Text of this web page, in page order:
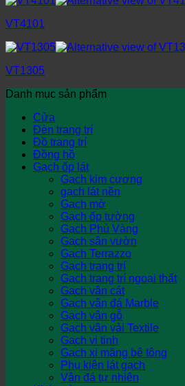
VT4101
VT1305
Danh mục sản phẩm
Cửa
Đèn trang trí
Đồ trang trí
Đồng hồ
Gạch ốp lát
Gạch kim cương
gạch lát nền
Gạch mờ
Gạch ốp tường
Gạch Phủ Vàng
Gạch sân vườn
Gạch Terrazzo
Gạch trang trí
Gạch trang trí ngoại thất
Gạch vân cát
Gạch vân đá Marble
Gạch vân gỗ
Gạch vân vải Textile
Gạch vi tinh
Gạch xi măng bê tông
Phụ kiện lát gạch
Vân đá tự nhiên